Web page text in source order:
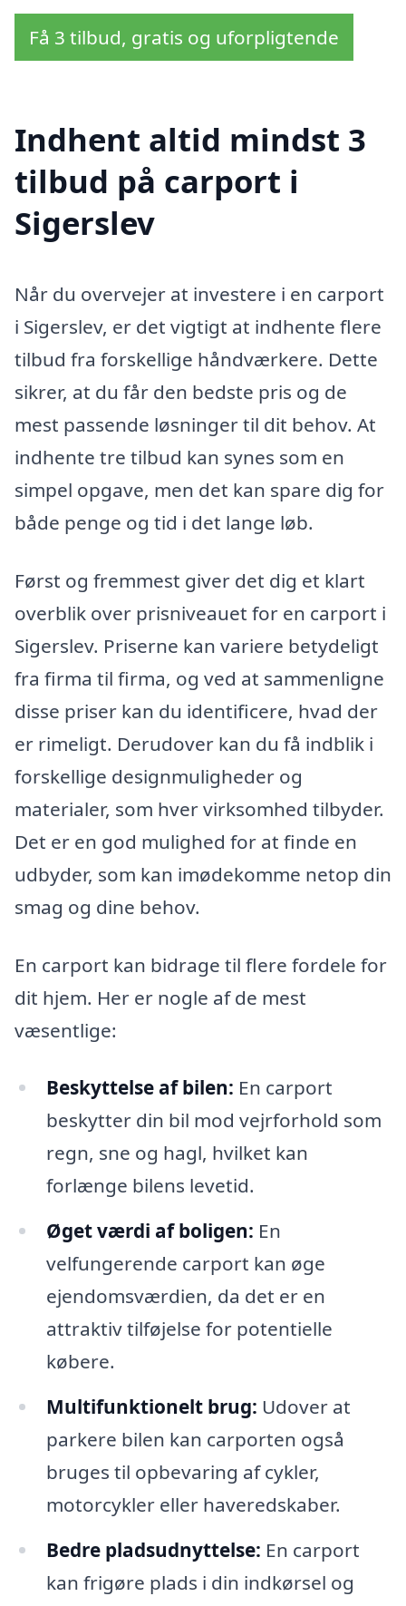
Få 3 tilbud, gratis og uforpligtende
Indhent altid mindst 3
tilbud på carport i
Sigerslev
Når du overvejer at investere i en carport
i Sigerslev, er det vigtigt at indhente flere
tilbud fra forskellige håndværkere. Dette
sikrer, at du får den bedste pris og de
mest passende løsninger til dit behov. At
indhente tre tilbud kan synes som en
simpel opgave, men det kan spare dig for
både penge og tid i det lange løb.
Først og fremmest giver det dig et klart
overblik over prisniveauet for en carport i
Sigerslev. Priserne kan variere betydeligt
fra firma til firma, og ved at sammenligne
disse priser kan du identificere, hvad der
er rimeligt. Derudover kan du få indblik i
forskellige designmuligheder og
materialer, som hver virksomhed tilbyder.
Det er en god mulighed for at finde en
udbyder, som kan imødekomme netop din
smag og dine behov.
En carport kan bidrage til flere fordele for
dit hjem. Her er nogle af de mest
væsentlige:
Beskyttelse af bilen: En carport
beskytter din bil mod vejrforhold som
regn, sne og hagl, hvilket kan
forlænge bilens levetid.
Øget værdi af boligen: En
velfungerende carport kan øge
ejendomsværdien, da det er en
attraktiv tilføjelse for potentielle
købere.
Multifunktionelt brug: Udover at
parkere bilen kan carporten også
bruges til opbevaring af cykler,
motorcykler eller haveredskaber.
Bedre pladsudnyttelse: En carport
kan frigøre plads i din indkørsel og